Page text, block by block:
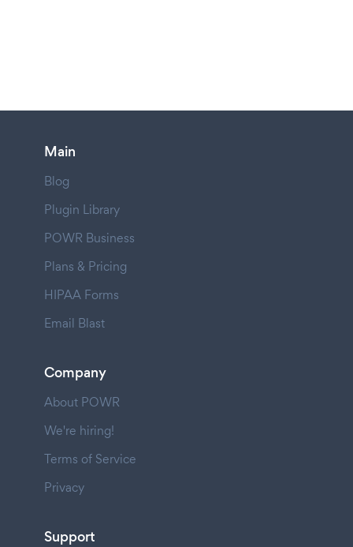
Main
Blog
Plugin Library
POWR Business
Plans & Pricing
HIPAA Forms
Email Blast
Company
About POWR
We're hiring!
Terms of Service
Privacy
Support